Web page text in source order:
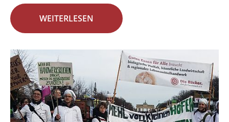
WEITERLESEN